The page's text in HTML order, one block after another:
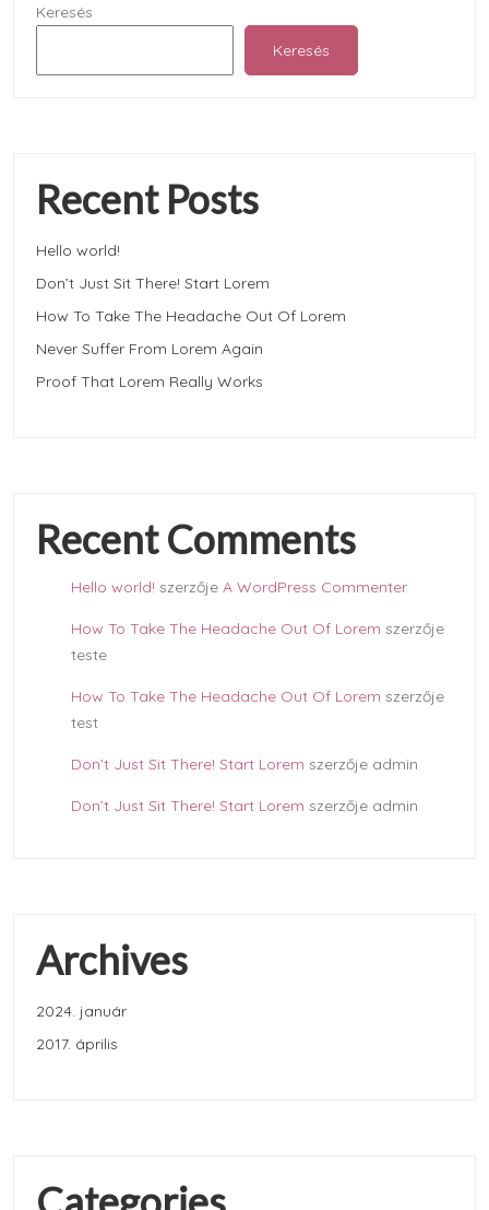
Keresés
Keresés
Recent Posts
Hello world!
Don’t Just Sit There! Start Lorem
How To Take The Headache Out Of Lorem
Never Suffer From Lorem Again
Proof That Lorem Really Works
Recent Comments
Hello world! szerzője A WordPress Commenter
How To Take The Headache Out Of Lorem szerzője
teste
How To Take The Headache Out Of Lorem szerzője
test
Don’t Just Sit There! Start Lorem szerzője admin
Don’t Just Sit There! Start Lorem szerzője admin
Archives
2024. január
2017. április